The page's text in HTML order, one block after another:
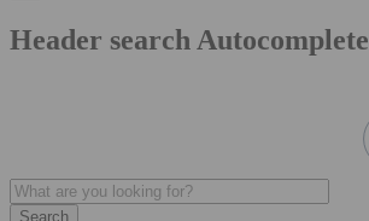
Header search Autocomplete